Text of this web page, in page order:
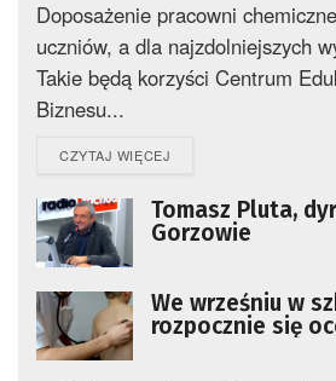
Doposażenie pracowni
uczniów, a dla najzdolniejszych
Takie będą korzyści Centrum
Biznesu...
CZYTAJ WIĘCEJ
Tomasz Pluta,
Gorzowie
We wrześniu w
rozpocznie się